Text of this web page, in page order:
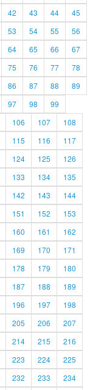
42 43 44
45
53 54 55
56
64 65 66
67
75 76 77
78
86 87 88
89
97 98
99
106 107
108
115 116
117
124 125
126
133 134
135
142 143
144
151 152
153
160 161
162
169 170
171
178 179
180
187 188
189
196 197
198
205 206
207
214 215
216
223 224
225
232 233
234